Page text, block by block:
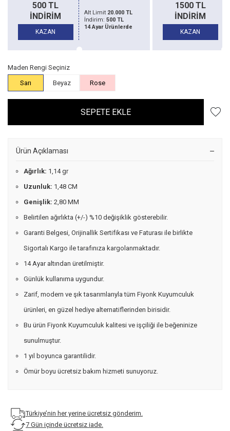
500 TL
İNDİRİM
KAZAN
Alt Limit 20.000 TL
İndirim: 500 TL
14 Ayar Ürünlerde
1500 TL
İNDİRİM
KAZAN
Maden Rengi Seçiniz
Sarı
Beyaz Rose
SEPETE EKLE
Ürün Açıklaması
Ağırlık: 1,14 gr
Uzunluk: 1,48 CM
Genişlik: 2,80 MM
Belirtilen ağırlıkta (+/-) %10 değişiklik gösterebilir.
Garanti Belgesi, Orijinallik Sertifikası ve Faturası ile birlikte
Sigortalı Kargo ile tarafınıza kargolanmaktadır.
14 Ayar altından üretilmiştir.
Günlük kullanıma uygundur.
Zarif, modern ve şık tasarımlarıyla tüm Fiyonk Kuyumculuk
ürünleri, en güzel hediye alternatiflerinden birisidir.
Bu ürün Fiyonk Kuyumculuk kalitesi ve işçiliği ile beğeninize
sunulmuştur.
1 yıl boyunca garantilidir.
Ömür boyu ücretsiz bakım hizmeti sunuyoruz.
Türkiye’nin her yerine ücretsiz gönderim.
7 Gün içinde ücretsiz iade.